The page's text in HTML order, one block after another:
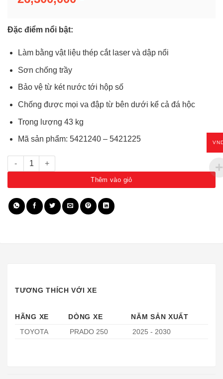
Đặc điểm nổi bật:
Làm bằng vật liệu thép cắt laser và dập nổi
Sơn chống trầy
Bảo vệ từ két nước tới hộp số
Chống được mọi va đập từ bên dưới kể cả đá hộc
Trọng lượng 43 kg
Mã sản phẩm: 5421240 – 5421225
Giáp bảo vệ gầm bằng thép cho Toyota Prado 250 số lượng
Thêm vào giỏ
TƯƠNG THÍCH VỚI XE
HÃNG XE DÒNG XE
NĂM SẢN XUẤT
TOYOTA
PRADO 250 2025 - 2030